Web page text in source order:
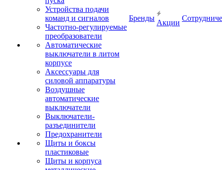
Устройства подачи
команд и сигналов
Частотно-регулируемые
преобразователи
Автоматические
выключатели в литом
корпусе
Аксессуары для
силовой аппаратуры
Воздушные
автоматические
выключатели
Выключатели-
разъединители
Предохранители
Щиты и боксы
пластиковые
Щиты и корпуса
Бренды
Акции